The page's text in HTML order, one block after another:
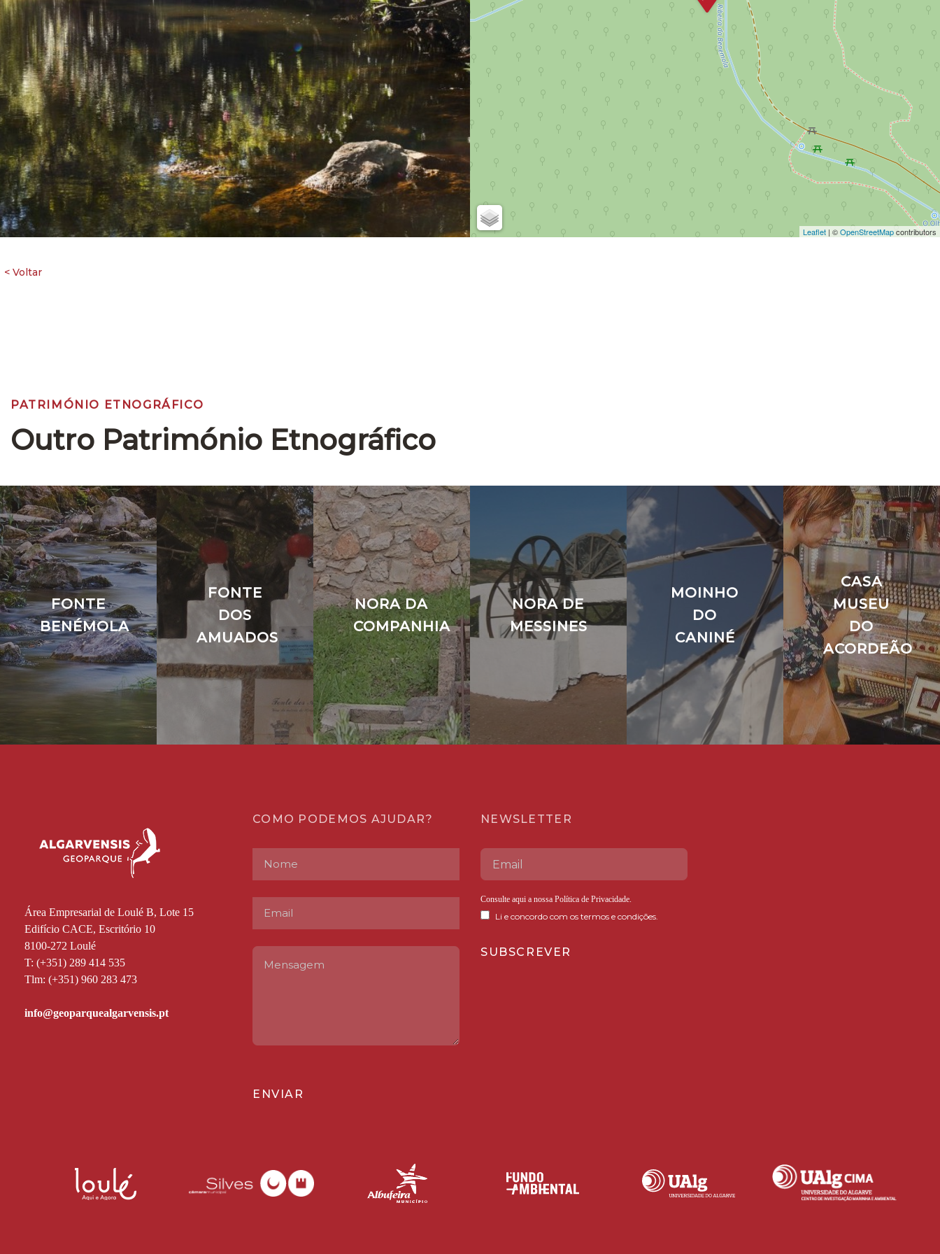
Leaflet | ©OpenStreetMapcontributors
PATRIMÓNIO ETNOGRÁFICO
Outro Património Etnográfico
FONTE
BENÉMOLA
FONTE
DOS
AMUADOS
NORA DA
COMPANHIA
NORA DE
MESSINES
MOINHO
DO
CANINÉ
CASA
MUSEU
DO
ACORDEÃO
Área Empresarial de Loulé B, Lote 15
Edifício CACE, Escritório 10
8100-272 Loulé
T: (+351) 289 414 535
Tlm: (+351) 960 283 473
COMO PODEMOS AJUDAR?
ENVIAR
NEWSLETTER
Consulte aqui a nossa Política de Privacidade.
Li e concordo com os termos e condições.